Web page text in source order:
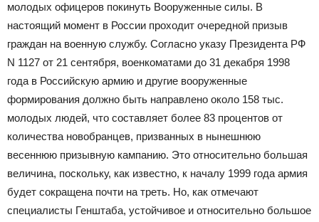
молодых офицеров покинуть Вооруженные силы. В
настоящий момент в России проходит очередной призыв
граждан на военную службу. Согласно указу Президента РФ
N 1127 от 21 сентября, военкоматами до 31 декабря 1998
года в Российскую армию и другие вооруженные
формирования должно быть направлено около 158 тыс.
молодых людей, что составляет более 83 процентов от
количества новобранцев, призванных в нынешнюю
весеннюю призывную кампанию. Это относительно большая
величина, поскольку, как известно, к началу 1999 года армия
будет сокращена почти на треть. Но, как отмечают
специалисты Генштаба, устойчивое и относительно большое